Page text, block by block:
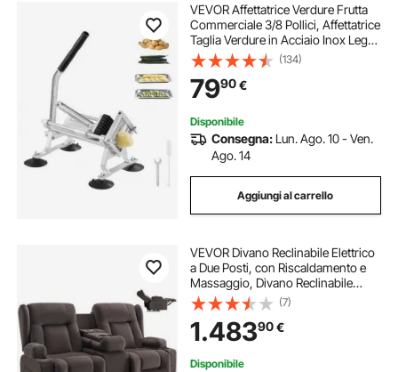
VEVOR Affettatrice Verdure Frutta
Commerciale 3/8 Pollici, Affettatrice
Taglia Verdure in Acciaio Inox Lega
di Alluminio, Affettatrice Manuale
con Piedini Antiscivolo, Cipolle,
Patate, Limoni
(134)
7990€
Disponibile
Consegna: Lun. Ago. 10 - Ven.
Ago. 14
Aggiungi al carrello
VEVOR Divano Reclinabile Elettrico
a Due Posti, con Riscaldamento e
Massaggio, Divano Reclinabile
Elettrico in Pelle Scamosciata con
Console Centrale, Porte USB,
Portabicchieri e Borse Laterali
(7)
1.48390€
Disponibile